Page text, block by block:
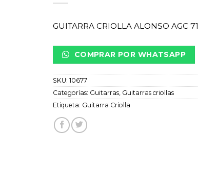
GUITARRA CRIOLLA ALONSO AGC 71
COMPRAR POR WHATSAPP
SKU:10677
Categorías: Guitarras Guitarras criollas
Etiqueta: Guitarra Criolla